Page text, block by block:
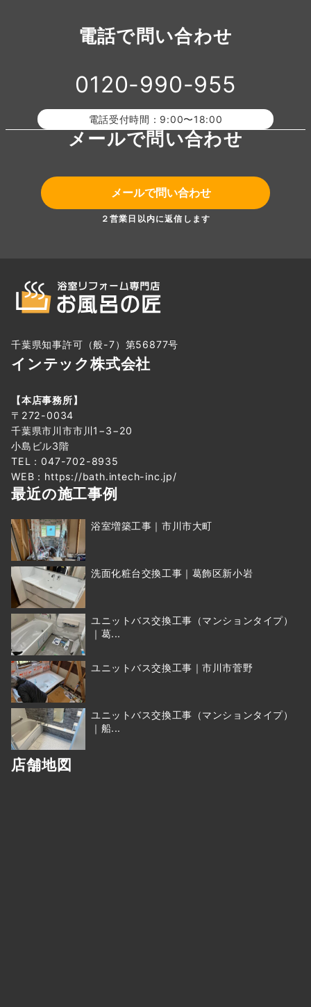
電話で問い合わせ
0120-990-955
電話受付時間：9:00〜18:00
メールで問い合わせ
メールで問い合わせ
２営業日以内に返信します
千葉県知事許可（般-7）第56877号
インテック株式会社
【本店事務所】
〒272-0034
千葉県市川市市川1−3−20
小島ビル3階
TEL：047-702-8935
WEB： https://bath.intech-inc.jp/
最近の施工事例
浴室増築工事｜市川市大町
洗面化粧台交換工事｜葛飾区新小岩
ユニットバス交換工事（マンションタイプ）
｜葛...
ユニットバス交換工事｜市川市菅野
ユニットバス交換工事（マンションタイプ）
｜船...
店舗地図